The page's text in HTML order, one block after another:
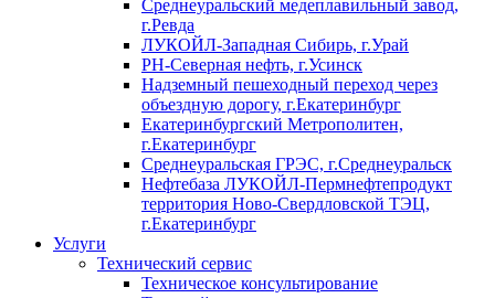
Среднеуральский медеплавильный завод,
г.Ревда
ЛУКОЙЛ-Западная Сибирь, г.Урай
РН-Северная нефть, г.Усинск
Надземный пешеходный переход через
объездную дорогу, г.Екатеринбург
Екатеринбургский Метрополитен,
г.Екатеринбург
Среднеуральская ГРЭС, г.Среднеуральск
Нефтебаза ЛУКОЙЛ-Пермнефтепродукт
территория Ново-Свердловской ТЭЦ,
г.Екатеринбург
Услуги
Технический сервис
Техническое консультирование